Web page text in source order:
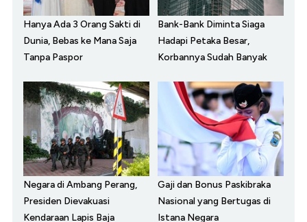
Hanya Ada 3 Orang Sakti di
Dunia, Bebas ke Mana Saja
Tanpa Paspor
Bank-Bank Diminta Siaga
Hadapi Petaka Besar,
Korbannya Sudah Banyak
Negara di Ambang Perang,
Presiden Dievakuasi
Kendaraan Lapis Baja
Gaji dan Bonus Paskibraka
Nasional yang Bertugas di
Istana Negara